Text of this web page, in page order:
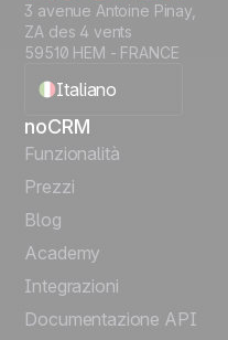
3 avenue Antoine Pinay,
ZA des 4 vents
59510 HEM - FRANCE
Italiano
English
Español
Português
noCRM
Funzionalità
Prezzi
Blog
Academy
Integrazioni
Documentazione API